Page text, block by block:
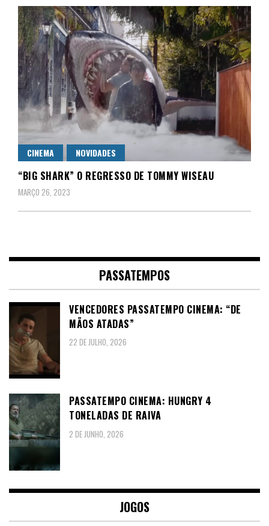
CINEMA NOVIDADES
“BIG SHARK” O REGRESSO DE TOMMY WISEAU
MARÇO 26, 2023
PASSATEMPOS
VENCEDORES PASSATEMPO CINEMA: “DE
MÃOS ATADAS”
22 DE JULHO, 2026
PASSATEMPO CINEMA: HUNGRY 4
TONELADAS DE RAIVA
2 DE JUNHO, 2026
JOGOS